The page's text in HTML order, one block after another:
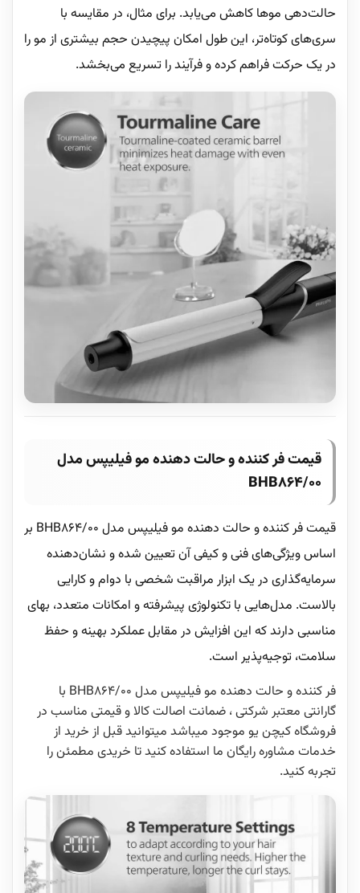
حالت‌دهی موها کاهش می‌یابد. برای مثال، در مقایسه با
سری‌های کوتاه‌تر، این طول امکان پیچیدن حجم بیشتری از مو را
در یک حرکت فراهم کرده و فرآیند را تسریع می‌بخشد.
قیمت فر کننده و حالت دهنده مو فیلیپس مدل
BHB864/00
قیمت فر کننده و حالت دهنده مو فیلیپس مدل BHB864/00 بر
اساس ویژگی‌های فنی و کیفی آن تعیین شده و نشان‌دهنده
سرمایه‌گذاری در یک ابزار مراقبت شخصی با دوام و کارایی
بالاست. مدل‌هایی با تکنولوژی پیشرفته و امکانات متعدد، بهای
مناسبی دارند که این افزایش در مقابل عملکرد بهینه و حفظ
سلامت، توجیه‌پذیر است.
فر کننده و حالت دهنده مو فیلیپس مدل BHB864/00 با
گارانتی معتبر شرکتی ، ضمانت اصالت کالا و قیمتی مناسب در
فروشگاه کیچن یو موجود میباشد میتوانید قبل از خرید از
خدمات مشاوره رایگان ما استفاده کنید تا خریدی مطمئن را
تجربه کنید.